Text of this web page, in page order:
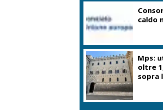
caldo
Mps:
oltre
sopra